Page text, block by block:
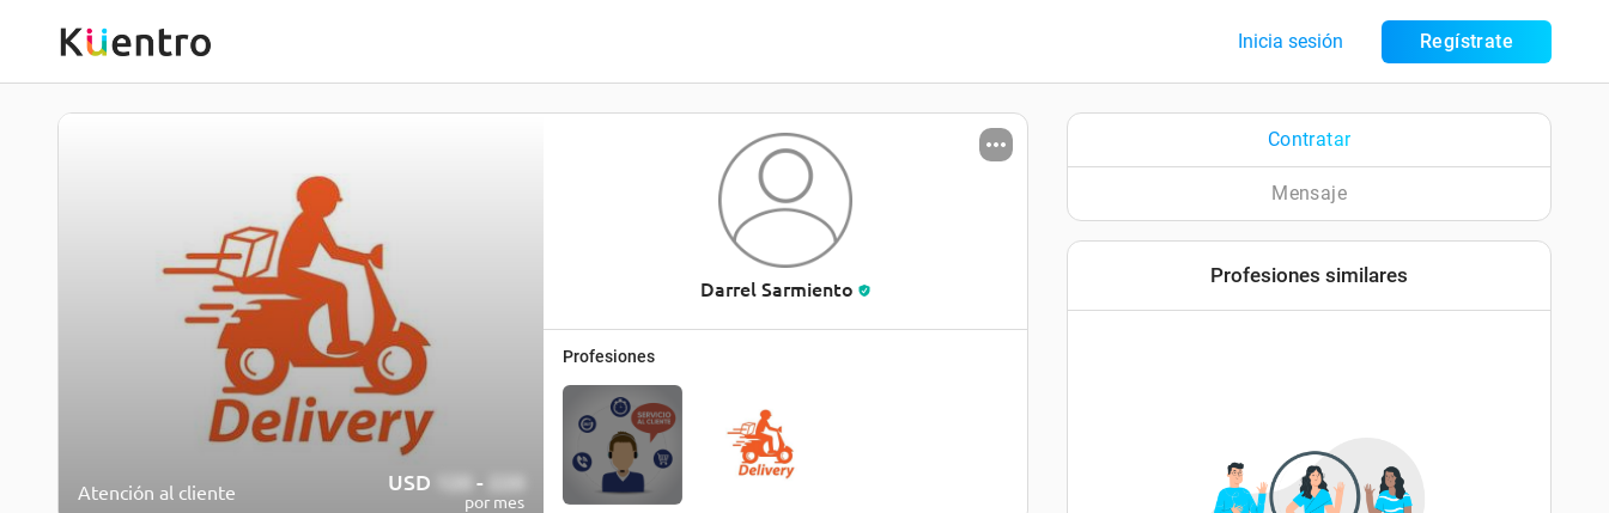
Inicia sesión Regístrate
Atención al cliente USD -
por mes
Darrel Sarmiento
Profesiones
Contratar
Mensaje
Profesiones similares